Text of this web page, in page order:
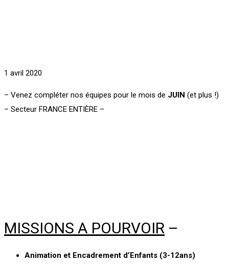
1 avril 2020
– Venez compléter nos équipes pour le mois de JUIN (et plus !)
– Secteur FRANCE ENTIÈRE –
MISSIONS A POURVOIR –
Animation et Encadrement d’Enfants (3-12ans)